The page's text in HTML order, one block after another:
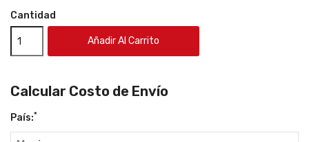
Cantidad
Añadir Al Carrito
Calcular Costo de Envío
País:*